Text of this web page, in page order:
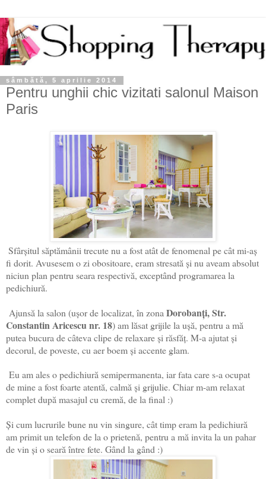
sâmbătă, 5 aprilie 2014
Pentru unghii chic vizitati salonul Maison
Paris
Sfârșitul săptămânii trecute nu a fost atât de fenomenal pe cât mi-aș
fi dorit. Avusesem o zi obositoare, eram stresată și nu aveam absolut
niciun plan pentru seara respectivă, exceptând programarea la
pedichiură.
Ajunsă la salon (ușor de localizat, în zonaDorobanți, Str.
Constantin Aricescu nr. 18) am lăsat grijile la ușă, pentru a mă
putea bucura de câteva clipe de relaxare și răsfăț. M-a ajutat și
decorul, de poveste, cu aer boem și accente glam.
Eu am ales o pedichiură semipermanenta, iar fata care s-a ocupat
de mine a fost foarte atentă, calmă și grijulie. Chiar m-am relaxat
complet după masajul cu cremă, de la final :)
Și cum lucrurile bune nu vin singure, cât timp eram la pedichiură
am primit un telefon de la o prietenă, pentru a mă invita la un pahar
de vin și o seară între fete. Gând la gând :)